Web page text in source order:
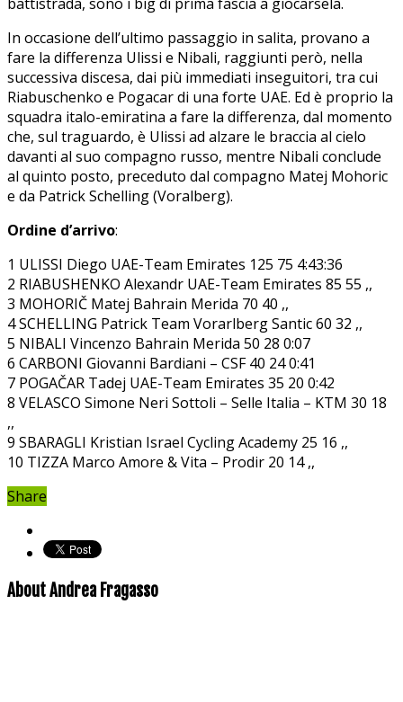
In occasione dell’ultimo passaggio in salita, provano a
fare la differenza Ulissi e Nibali, raggiunti però, nella
successiva discesa, dai più immediati inseguitori, tra cui
Riabuschenko e Pogacar di una forte UAE. Ed è proprio la
squadra italo-emiratina a fare la differenza, dal momento
che, sul traguardo, è Ulissi ad alzare le braccia al cielo
davanti al suo compagno russo, mentre Nibali conclude
al quinto posto, preceduto dal compagno Matej Mohoric
e da Patrick Schelling (Voralberg).
Ordine d’arrivo:
1 ULISSI Diego UAE-Team Emirates 125 75 4:43:36
2 RIABUSHENKO Alexandr UAE-Team Emirates 85 55 ,,
3 MOHORIČ Matej Bahrain Merida 70 40 ,,
4 SCHELLING Patrick Team Vorarlberg Santic 60 32 ,,
5 NIBALI Vincenzo Bahrain Merida 50 28 0:07
6 CARBONI Giovanni Bardiani – CSF 40 24 0:41
7 POGAČAR Tadej UAE-Team Emirates 35 20 0:42
8 VELASCO Simone Neri Sottoli – Selle Italia – KTM 30 18
,,
9 SBARAGLI Kristian Israel Cycling Academy 25 16 ,,
10 TIZZA Marco Amore & Vita – Prodir 20 14 ,,
Share
About Andrea Fragasso